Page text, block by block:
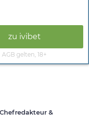
zu ivibet
AGB gelten, 18+
&